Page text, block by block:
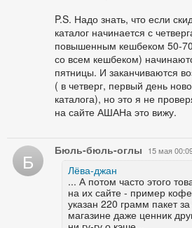
P.S. Надо знать, что если
каталог начинается с
повышенным кешбеком 50-
со всем кешбеком)
пятницы. И заканчиваются
( в четверг, первый день
каталога), но это я не
на сайте АШАНа это вижу.
Б Бюль-бюль-оглы 15 мая
Лёва-джан
... А потом часто этого
на их сайте - пример
указан 220 грамм пакет
магазине даже ценник